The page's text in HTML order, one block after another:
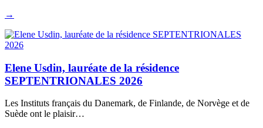
→
Elene Usdin, lauréate de la résidence
SEPTENTRIONALES 2026
Les Instituts français du Danemark, de Finlande, de Norvège et de
Suède ont le plaisir…